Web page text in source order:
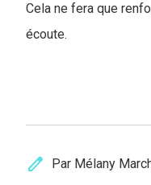
Cela ne fera que
écoute.
edit Par Mélany